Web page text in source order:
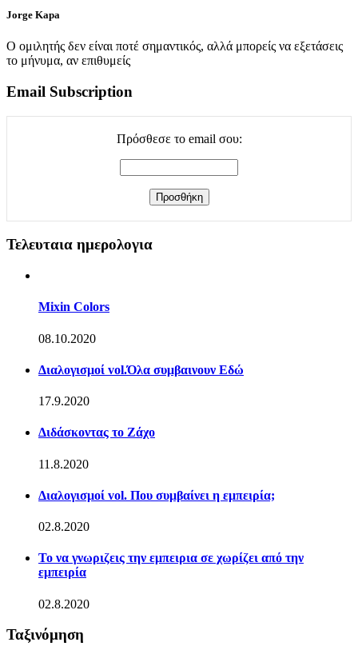
Jorge Kapa
Ο ομιλητής δεν είναι ποτέ σημαντικός, αλλά μπορείς να εξετάσεις
το μήνυμα, αν επιθυμείς
Email Subscription
Πρόσθεσε το email σου:
Τελευταια ημερολογια
Mixin Colors
08.10.2020
Διαλογισμοί vol.Όλα συμβαινουν Εδώ
17.9.2020
Διδάσκοντας το Ζάχο
11.8.2020
Διαλογισμοί vol. Που συμβαίνει η εμπειρία;
02.8.2020
Το να γνωριζεις την εμπειρια σε χωρίζει από την
εμπειρία
02.8.2020
Ταξινόμηση